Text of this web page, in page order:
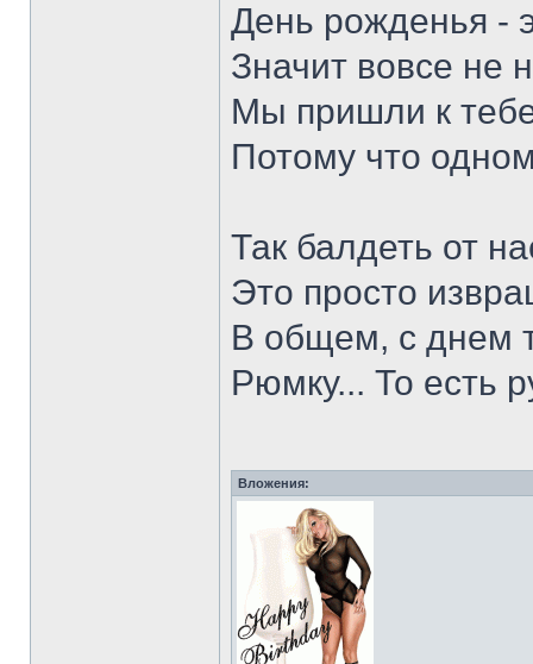
День рожденья -
Значит вовсе не
Мы пришли к
Потому что
Так балдеть от
Это просто
В общем, с днем
Рюмку... То есть
Вложения: